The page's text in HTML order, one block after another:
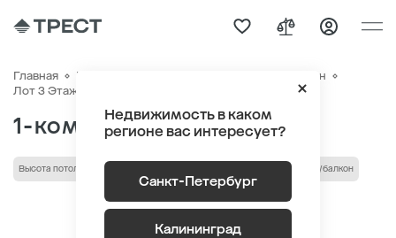
Недвижимость в каком
регионе вас интересует?
Санкт-Петербург
Калининград
Главная Квартиры
Генплан
Лот 3 Этаж 7
1-комнатная 37.53 м2
Высота потолка 2.75 м лоджия/балкон